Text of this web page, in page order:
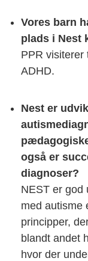
Vores barn
plads i Nest
PPR visiterer
ADHD.
Nest er
også er
diagnoser?
NEST er god
med autisme
principper,
blandt andet
hvor der